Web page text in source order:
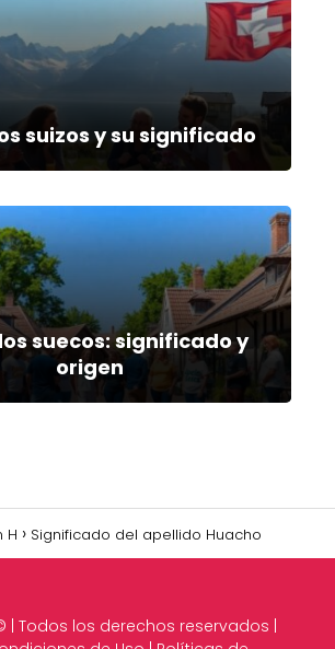
suizos y su significado
suecos: significado y
origen
H Significado del apellido Huacho
| Todos los derechos reservados |